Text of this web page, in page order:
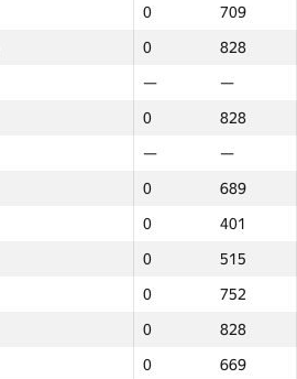
0
709
0
828
—
—
0
828
—
—
0
689
0
401
0
515
0
752
0
828
0
669
0
709
0
828
—
—
0
828
—
—
0
689
0
401
0
515
0
752
0
828
0
669